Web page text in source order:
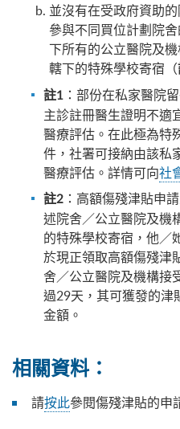
並沒有在受政府資助
參與不同買位計劃院
下所有的公立醫院及
轄下的特殊學校寄宿（
註1 ：部份在私家醫院
主診註冊醫生證明不適
醫療評估。在此極為特
件，社署可接納由該私
醫療評估。詳情可向社
註2 ：高額傷殘津貼申
述院舍／公立醫院及機
的特殊學校寄宿，他／
於現正領取高額傷殘津
舍／公立醫院及機構接
過29天，其可獲發的津
金額。
相關資料：
請按此參閱傷殘津貼的申